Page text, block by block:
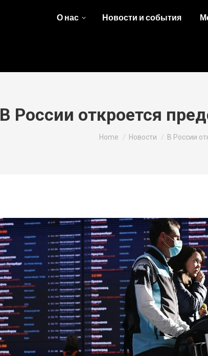
О нас Новости и события
В России откроется
You are here:
Home Новости В России